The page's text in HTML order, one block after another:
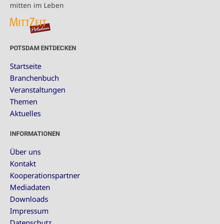
mitten im Leben
POTSDAM ENTDECKEN
Startseite
Branchenbuch
Veranstaltungen
Themen
Aktuelles
INFORMATIONEN
Über uns
Kontakt
Kooperationspartner
Mediadaten
Downloads
Impressum